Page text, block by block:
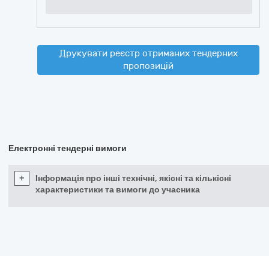
Друкувати реєстр отриманих тендерних
пропозицій
Електронні тендерні вимоги
+
Інформація про інші технічні, якісні та кількісні
характеристики та вимоги до учасника